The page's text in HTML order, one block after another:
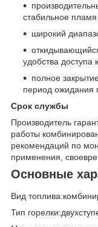
стабильное
широкий
удобства доступа
полное
период ожидания
Срок службы
Производитель
работы
рекомендаций по
применения,
Основные
Вид
Тип